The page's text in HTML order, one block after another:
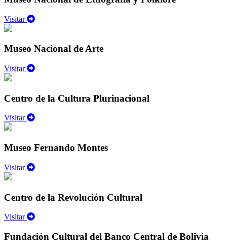
Visitar
Museo Nacional de Arte
Visitar
Centro de la Cultura Plurinacional
Visitar
Museo Fernando Montes
Visitar
Centro de la Revolución Cultural
Visitar
Fundación Cultural del Banco Central de Bolivia